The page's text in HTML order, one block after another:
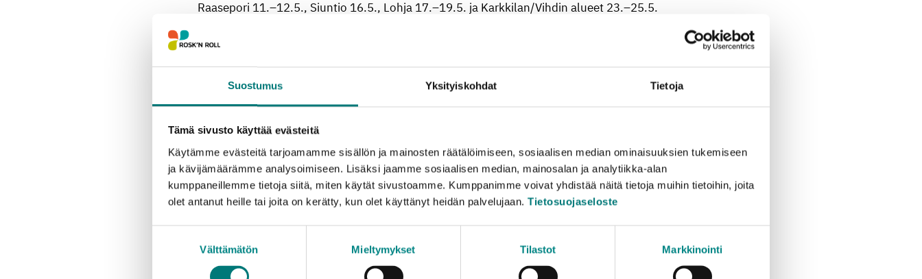
Suostumus Yksityiskohdat Tietoja
Tämä sivusto käyttää evästeitä
Käytämme evästeitä tarjoamamme sisällön ja mainosten räätälöimiseen, sosiaalisen median ominaisuuksien tukemiseen
ja kävijämäärämme analysoimiseen. Lisäksi jaamme sosiaalisen median, mainosalan ja analytiikka-alan
kumppaneillemme tietoja siitä, miten käytät sivustoamme. Kumppanimme voivat yhdistää näitä tietoja muihin tietoihin, joita
olet antanut heille tai joita on kerätty, kun olet käyttänyt heidän palvelujaan. Tietosuojaseloste
Välttämätön Mieltymykset Tilastot Markkinointi
Raasepori 11.–12.5., Siuntio 16.5., Lohja 17.–19.5. ja Karkkilan/Vihdin alueet 23.–25.5.
Kiertävä keräys kulkee tästä eteenpäin Otto ja Romulus -nimellä sekä Länsi- että Itä-Uudellamaalla.
loisteputkia. Vaaralliset jätteet on turvallisinta tuoda alkuperäispakkauksessaan tai muussa ehjässä
ja tiiviisti suljetussa astiassa, johon on selvästi merkitty sen sisältö. Kotitalouksien vaarallista jätettä
voi viedä maksutta myös jäteasemille sekä vaarallisen jätteen vastaanottokaappeihin, joita löytyy
Romuluksen kyytiin voi tuoda henkilöauton peräkärryllisen verran metallijätettä, esimerkiksi
polkupyöriä ja auton osia, puulämmitteisiä kiukaita (ilman kiviä), tyhjiä ja kuivia maalipurkkeja ym.
Otto ja Romulus eivät ota vastaan sähkölaitteita, seka- tai rakennusjätettä eikä asbestia. Keräys on
tarkoitettu kotitalouksien jätteille: yritysten vaarallisia jätteitä vastaanotetaan ainoastaan
jäteasemilla.